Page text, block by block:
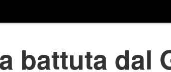
battuta dal